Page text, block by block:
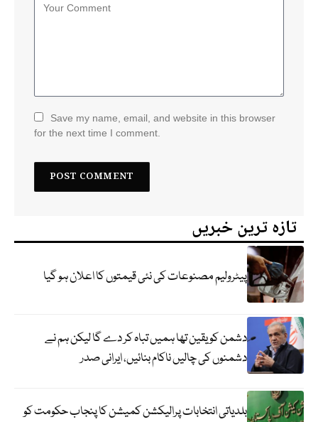
Save my name, email, and website in this browser
for the next time I comment.
تازہ ترین خبریں
پیٹرولیم مصنوعات کی نئی قیمتوں کا اعلان ہو گیا
دشمن کو یقین تھا ہمیں تباہ کر دے گا لیکن ہم نے
دشمنوں کی چالیں ناکام بنائیں، ایرانی صدر
بلدیاتی انتخابات پرالیکشن کمیشن کا پنجاب حکومت کو